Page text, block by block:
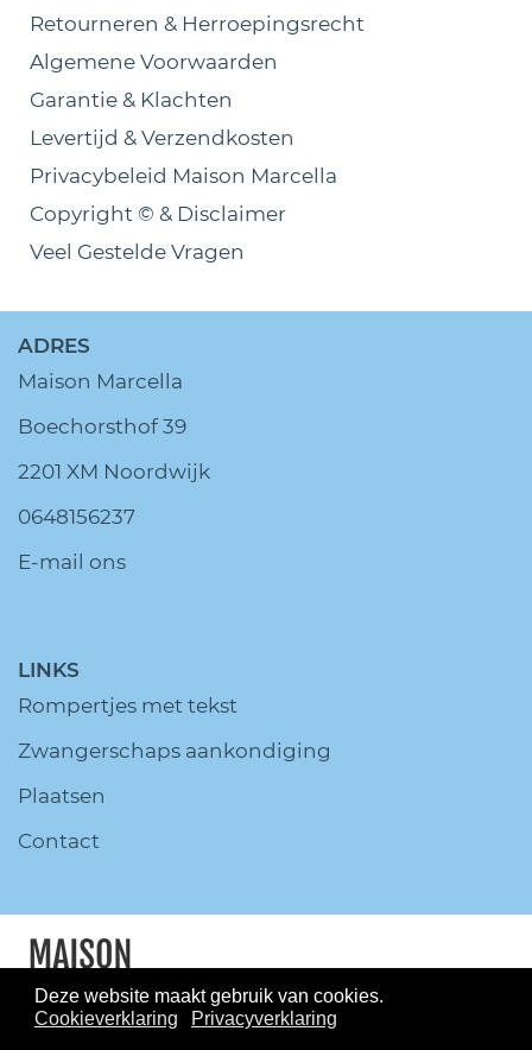
Deze website maakt gebruik van cookies.
Cookieverklaring
Privacyverklaring
Retourneren & Herroepingsrecht
Algemene Voorwaarden
Garantie & Klachten
Levertijd & Verzendkosten
Privacybeleid Maison Marcella
Copyright © & Disclaimer
Veel Gestelde Vragen
ADRES
Maison Marcella
Boechorsthof 39
2201 XM Noordwijk
0648156237
E-mail ons
LINKS
Rompertjes met tekst
Zwangerschaps aankondiging
Plaatsen
Contact
© MaisonMarcella.nl All Rights